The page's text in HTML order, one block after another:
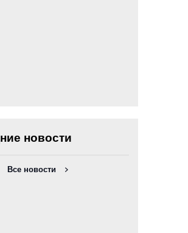
новости
Все новости